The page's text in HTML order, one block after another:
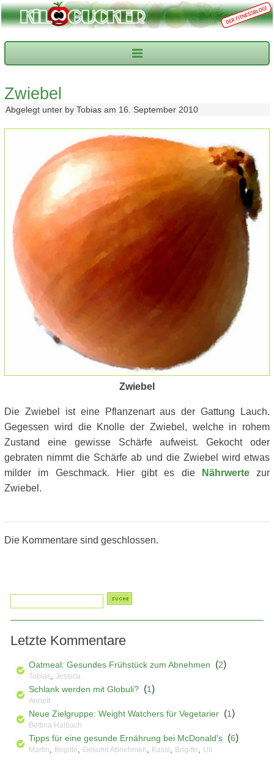
Zwiebel
Abgelegt unter by Tobias am 16. September 2010
Zwiebel
Die Zwiebel ist eine Pflanzenart aus der Gattung Lauch.
Gegessen wird die Knolle der Zwiebel, welche in rohem
Zustand eine gewisse Schärfe aufweist. Gekocht oder
gebraten nimmt die Schärfe ab und die Zwiebel wird etwas
milder im Geschmack. Hier gibt es die
Nährwertezur
Zwiebel.
Die Kommentare sind geschlossen.
Letzte Kommentare
Oatmeal: Gesundes Frühstück zum Abnehmen (2)
Tobias, Jessica
Schlank werden mit Globuli? (1)
Annett
Neue Zielgruppe: Weight Watchers für Vegetarier (1)
Bettina Halbach
Tipps für eine gesunde Ernährung bei McDonald's (6)
Martin, Brigitte, Gesund Abnehmen, Kassl , Brigitte, Uli